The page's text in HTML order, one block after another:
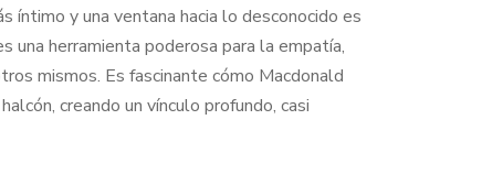
íntimo y una ventana hacia lo desconocido es
una herramienta poderosa para la empatía,
mismos. Es fascinante cómo Macdonald
creando un vínculo profundo, casi